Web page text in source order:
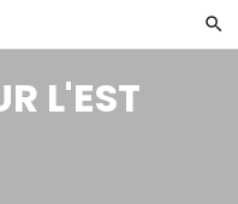
L'EST